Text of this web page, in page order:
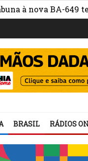
BA-649 tem
BRASIL RÁDIOS